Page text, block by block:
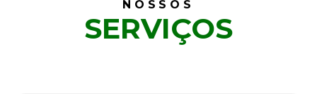
NOSSOS
SERVIÇOS